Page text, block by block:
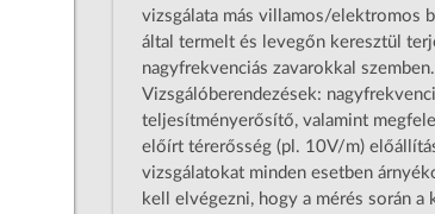
vizsgálata más villamos/elektromos
által termelt és levegőn keresztül
nagyfrekvenciás zavarokkal szemben.
Vizsgálóberendezések:
teljesítményerősítő, valamint
előírt térerősség (pl. 10V/m)
vizsgálatokat minden esetben
kell elvégezni, hogy a mérés során a